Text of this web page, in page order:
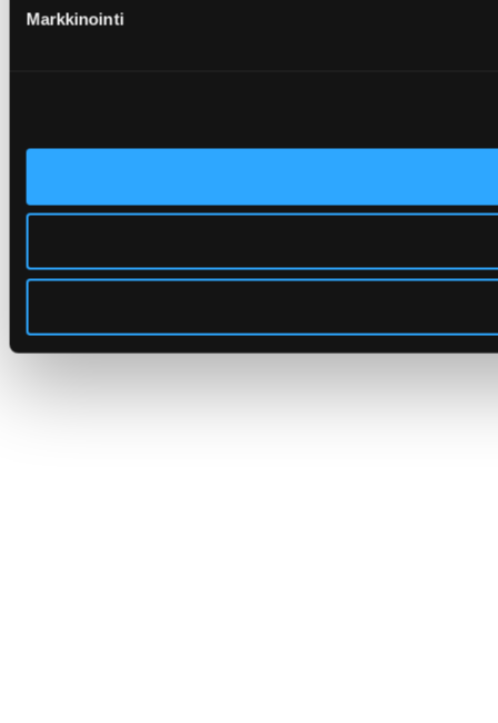
Markkinointi